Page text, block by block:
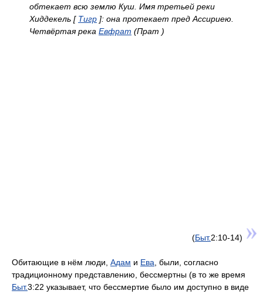
обтекает всю землю Куш. Имя третьей реки
Хиддекель [ Тигр ]: она протекает пред Ассириею.
Четвёртая река Евфрат (Прат )
(Быт.2:10-14)
Обитающие в нём люди, Адам и Ева, были, согласно
традиционному представлению, бессмертны (в то же время
Быт.3:22 указывает, что бессмертие было им доступно в виде